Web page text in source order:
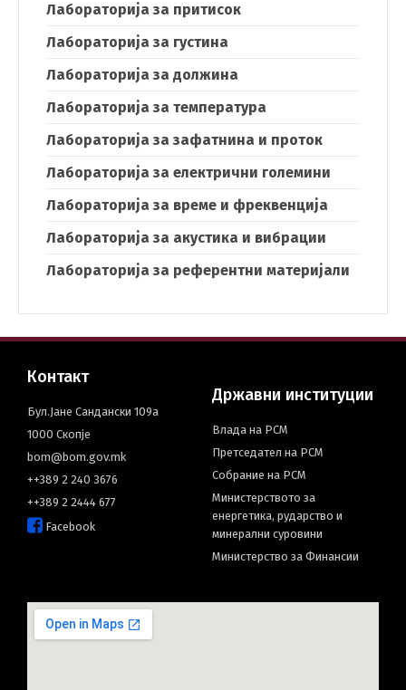
Лабораторија за притисок
Лабораторија за густина
Лабораторија за должина
Лабораторија за температура
Лабораторија за зафатнина и проток
Лабораторија за електрични големини
Лабораторија за време и фреквенција
Лабораторија за акустика и вибрации
Лабораторија за референтни материјали
Контакт
Бул.Јане Сандански 109а
1000 Скопје
bom@bom.gov.mk
++389 2 240 3676
++389 2 2444 677
Facebook
Државни институции
Влада на РСМ
Претседател на РСМ
Собрание на РСМ
Министерството за
енергетика, рударство и
минерални суровини
Министерство за Финансии